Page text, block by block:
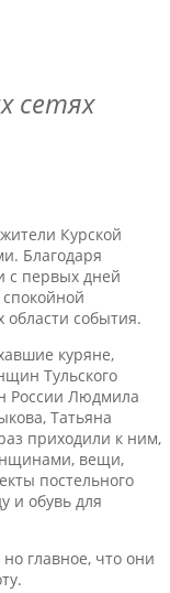
сетях
Курской
Благодаря
с первых дней
события.
куряне,
Тульского
России Людмила
Татьяна
приходили к ним,
вещи,
постельного
и обувь для
главное, что они